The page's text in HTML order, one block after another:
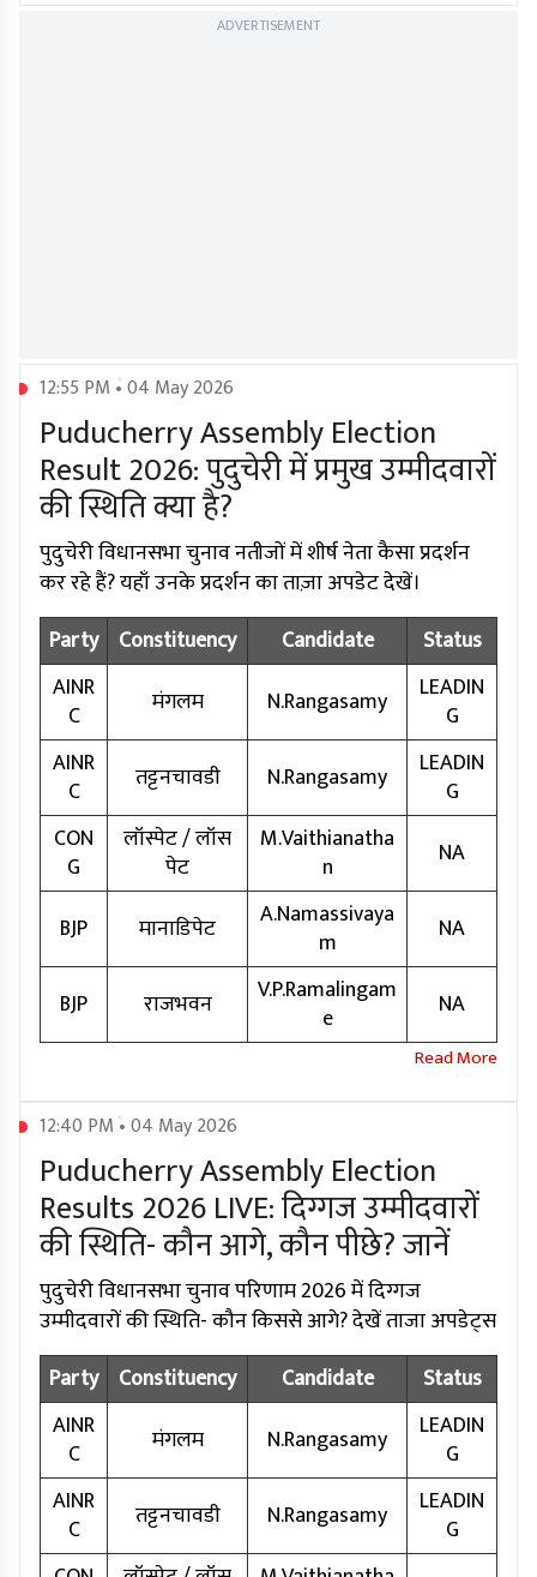
ADVERTISEMENT
12:55 PM • 04 May 2026
Puducherry Assembly Election
Result 2026: पुदुचेरी में प्रमुख उम्मीदवारों
की स्थिति क्या है?
पुदुचेरी विधानसभा चुनाव नतीजों में शीर्ष नेता कैसा प्रदर्शन
कर रहे हैं? यहाँ उनके प्रदर्शन का ताज़ा अपडेट देखें।
Party Constituency Candidate
Status
AINR
C
मंगलम N.Rangasamy
LEADIN
G
AINR
C
तट्टनचावडी N.Rangasamy
LEADIN
G
CON
G
लॉस्पेट / लॉस
पेट
M.Vaithianatha
n
NA
BJP मानाडिपेट
A.Namassivaya
m
NA
BJP राजभवन
V.P.Ramalingam
e
NA
12:40 PM • 04 May 2026
Puducherry Assembly Election
Results 2026 LIVE: दिग्गज उम्मीदवारों
की स्थिति- कौन आगे, कौन पीछे? जानें
पुदुचेरी विधानसभा चुनाव परिणाम 2026 में दिग्गज
उम्मीदवारों की स्थिति- कौन किससे आगे? देखें ताजा अपडेट्स
Party Constituency Candidate
Status
AINR
C
मंगलम N.Rangasamy
LEADIN
G
AINR
C
तट्टनचावडी N.Rangasamy
LEADIN
G